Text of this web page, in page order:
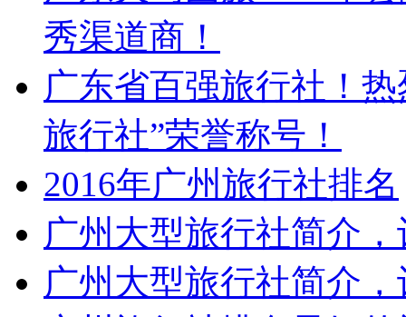
秀渠道商！
广东省百强旅行社！
旅行社”荣誉称号！
2016年广州旅行社排名
广州大型旅行社简介
广州大型旅行社简介